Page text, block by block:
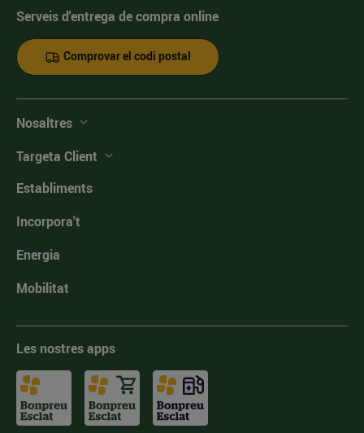
Serveis d'entrega de compra online
Comprovar el codi postal
Nosaltres
Targeta Client
Establiments
Incorpora't
Energia
Mobilitat
Les nostres apps